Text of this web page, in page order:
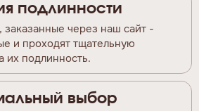
подлинности
заказанные через наш сайт -
и проходят тщательную
их подлинность.
выбор